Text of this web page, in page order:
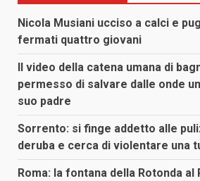
Nicola Musiani ucciso a calci e
fermati quattro giovani
Il video della catena umana di
permesso di salvare dalle onde
suo padre
Sorrento: si finge addetto alle
deruba e cerca di violentare una
Roma: la fontana della Rotonda al